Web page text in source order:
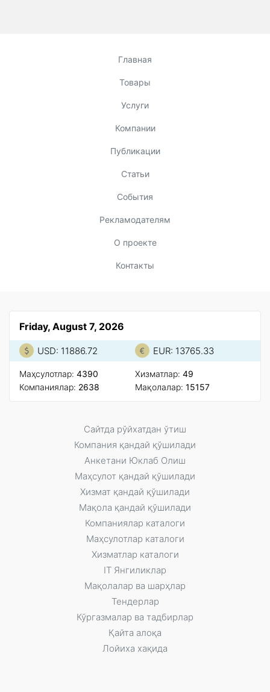
Главная
Товары
Услуги
Компании
Публикации
Статьи
События
Рекламодателям
О проекте
Контакты
Friday, August 7, 2026
USD: 11886.72 EUR: 13765.33
Маҳсулотлар: 4390
Компаниялар: 2638
Xизматлар: 49
Мақолалар: 15157
Сайтда рўйxатдан ўтиш
Компания қандай қўшилади
Анкетани Юклаб Олиш
Маҳсулот қандай қўшилади
Xизмат қандай қўшилади
Мақола қандай қўшилади
Компаниялар каталоги
Маҳсулотлар каталоги
Xизматлар каталоги
IT Янгиликлар
Мақолалар ва шарҳлар
Тендерлар
Кўргазмалар ва тадбирлар
Қайта алоқа
Лойиха хақида